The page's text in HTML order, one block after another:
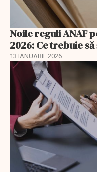
Noile reguli ANAF
2026: Ce trebuie
13 IANUARIE 2026